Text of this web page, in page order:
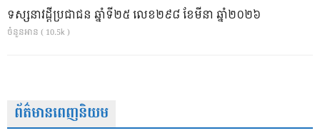
ទស្សនាវដ្ដីប្រជាជន ឆ្នាំទី២៥ លេខ២៩៨ ខែមីនា ឆ្នាំ២០២៦
ចំនួនអាន ( 10.5k )
ព័ត៌មានពេញនិយម